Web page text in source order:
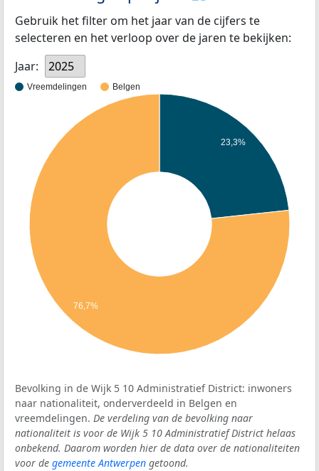
Gebruik het filter om het jaar van de cijfers te
selecteren en het verloop over de jaren te bekijken:
Jaar:
2025
Vreemdelingen Belgen
23,3%
76,7%
Bevolking in de Wijk 5 10 Administratief District: inwoners
naar nationaliteit, onderverdeeld in Belgen en
vreemdelingen. De verdeling van de bevolking naar
nationaliteit is voor de Wijk 5 10 Administratief District helaas
onbekend. Daarom worden hier de data over de nationaliteiten
voor de gemeente Antwerpen getoond.